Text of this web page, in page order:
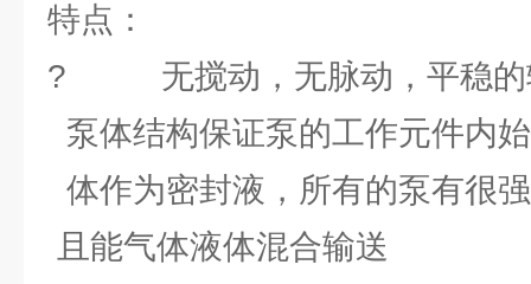
特点：
? 无搅动，无脉动，平稳的
泵体结构保证泵的工作元件内
体作为密封液，所有的泵有很
且能气体液体混合输送